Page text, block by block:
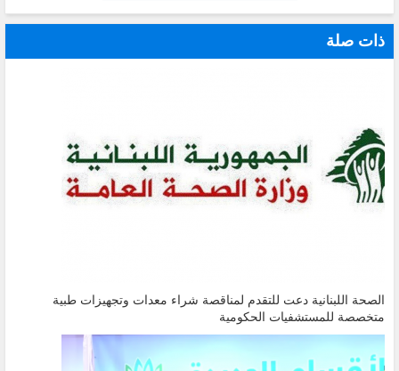
ذات صلة
الصحة اللبنانية دعت للتقدم لمناقصة شراء معدات وتجهيزات طبية
متخصصة للمستشفيات الحكومية